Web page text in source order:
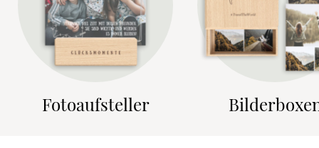
Fotoaufsteller